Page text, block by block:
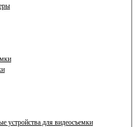
устройства для видеосъемки